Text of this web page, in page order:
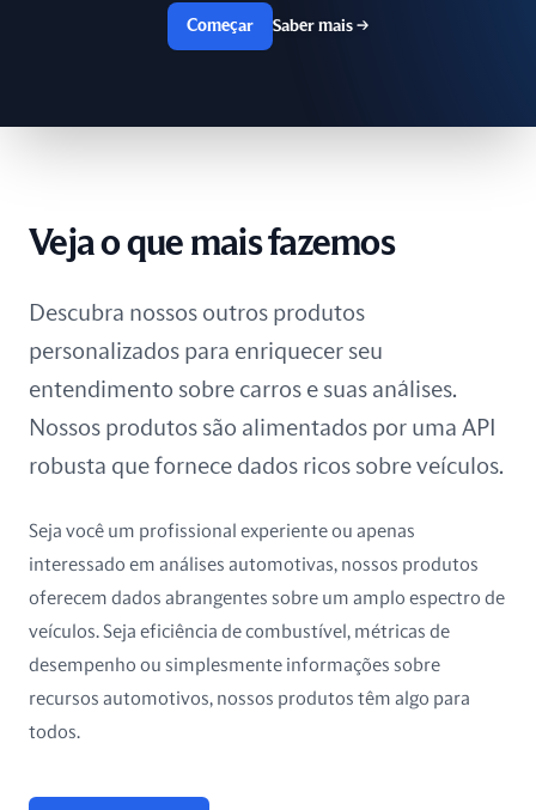
Ucrânia
África do Sul
Começar Saber mais →
Veja o que mais fazemos
Descubra nossos outros produtos
personalizados para enriquecer seu
entendimento sobre carros e suas análises.
Nossos produtos são alimentados por uma API
robusta que fornece dados ricos sobre veículos.
Seja você um profissional experiente ou apenas
interessado em análises automotivas, nossos produtos
oferecem dados abrangentes sobre um amplo espectro de
veículos. Seja eficiência de combustível, métricas de
desempenho ou simplesmente informações sobre
recursos automotivos, nossos produtos têm algo para
todos.